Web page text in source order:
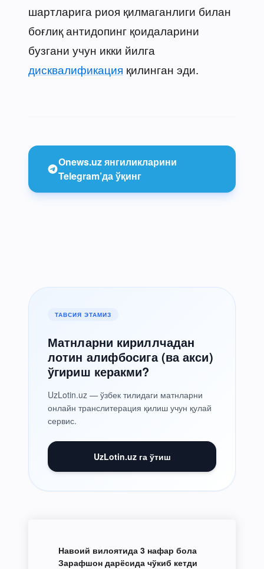
шартларига риоя қилмаганлиги билан
боғлиқ антидопинг қоидаларини
бузгани учун икки йилга
дисквалификация қилинган эди.
Onews.uz янгиликларини
Telegram’да ўқинг
ТАВСИЯ ЭТАМИЗ
Матнларни кириллчадан
лотин алифбосига (ва акси)
ўгириш керакми?
UzLotin.uz — ўзбек тилидаги матнларни
онлайн транслитерация қилиш учун қулай
сервис.
UzLotin.uz га ўтиш
Навоий вилоятида 3 нафар бола
Зарафшон дарёсида чўкиб кетди